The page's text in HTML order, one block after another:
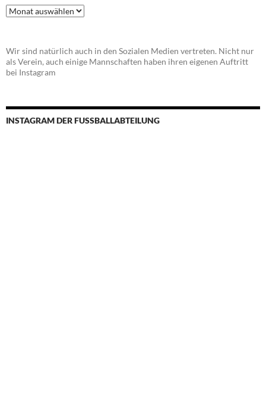
Beitragsarchiv
Wir sind natürlich auch in den Sozialen Medien vertreten. Nicht nur
als Verein, auch einige Mannschaften haben ihren eigenen Auftritt
bei Instagram
INSTAGRAM DER FUSSBALLABTEILUNG